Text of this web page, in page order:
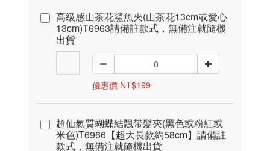
高級感山茶花鯊魚夾(山茶花13cm或愛心
13cm)T6963請備註款式，無備注就隨機
出貨
優惠價 NT$199
超仙氣質蝴蝶結飄帶髮夾(黑色或粉紅或
米色)T6966【超大長款約58cm】請備註
款式，無備注就隨機出貨